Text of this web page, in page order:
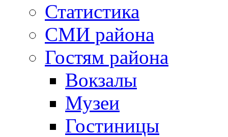
Статистика
СМИ района
Гостям района
Вокзалы
Музеи
Гостиницы